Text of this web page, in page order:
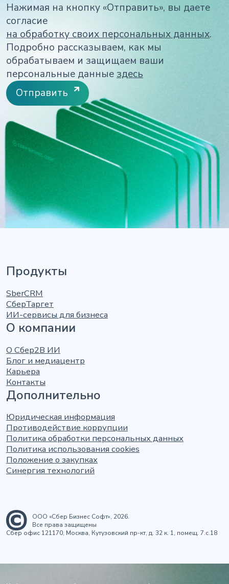
Нажимая на кнопку «Отправить», вы даете
согласие
на обработку своих персональных данных.
Подробно рассказываем, как мы
обрабатываем и защищаем ваши
персональные данныездесь
Отправить
Продукты
SberCRM
СберТаргет
ИИ-сервисы для бизнеса
О компании
О Сбер2В ИИ
Блог и медиацентр
Карьера
Контакты
Дополнительно
Юридическая информация
Противодействие коррупции
Политика обработки персональных данных
Политика использования cookies
Положение о закупках
Синергия технологий
ООО «Сбер Бизнес Софт», 2026.
Все права защищены
Сбер офис 121170, Москва, Кутузовский пр-кт, д. 32 к. 1, помещ. 7.с.18